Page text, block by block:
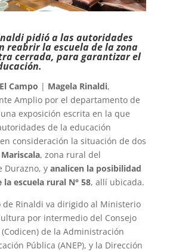
pidió a las autoridades
reabrir la escuela de la zona
cerrada, para garantizar el
Campo | Magela Rinaldi,
Amplio por el departamento de
exposición escrita en la que
de la educación
consideración la situación de dos
, zona rural del
Durazno, y analicen la posibilidad
escuela rural N° 58, allí ubicada.
de Rinaldi va dirigido al Ministerio
por intermedio del Consejo
de la Administración
Pública (ANEP), y la Dirección